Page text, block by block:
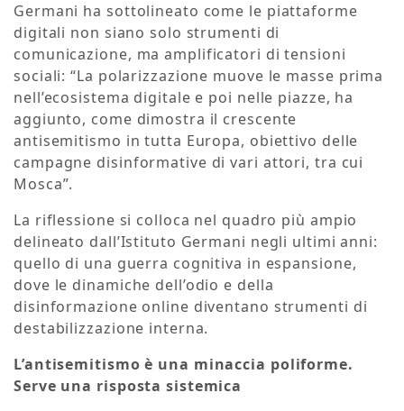
Germani ha sottolineato come le piattaforme
digitali non siano solo strumenti di
comunicazione, ma amplificatori di tensioni
sociali: “La polarizzazione muove le masse prima
nell’ecosistema digitale e poi nelle piazze, ha
aggiunto, come dimostra il crescente
antisemitismo in tutta Europa, obiettivo delle
campagne disinformative di vari attori, tra cui
Mosca”.
La riflessione si colloca nel quadro più ampio
delineato dall’Istituto Germani negli ultimi anni:
quello di una guerra cognitiva in espansione,
dove le dinamiche dell’odio e della
disinformazione online diventano strumenti di
destabilizzazione interna.
L’antisemitismo è una minaccia poliforme.
Serve una risposta sistemica